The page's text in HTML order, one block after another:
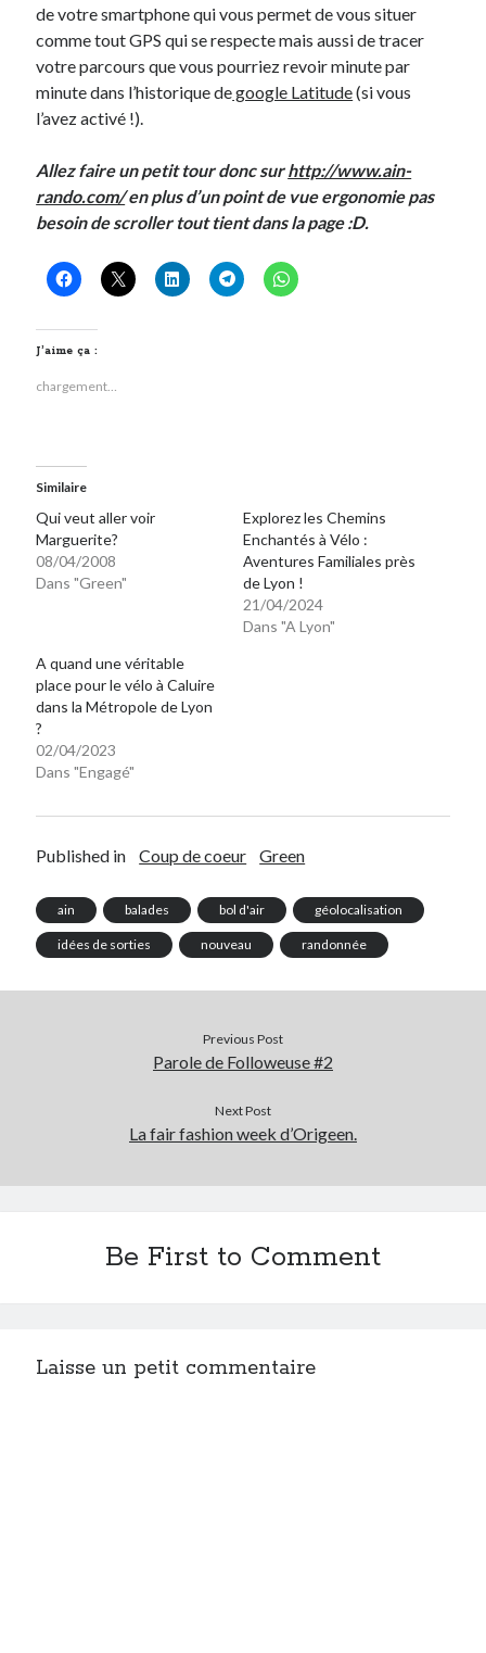
de votre smartphone qui vous permet de vous situer
comme tout GPS qui se respecte mais aussi de tracer
votre parcours que vous pourriez revoir minute par
minute dans l’historique degoogle Latitude(si vous
l’avez activé !).
Allez faire un petit tour donc surhttp://www.ain-
rando.com/en plus d’un point de vue ergonomie pas
besoin de scroller tout tient dans la page :D.
J’aime ça :
chargement…
Similaire
Qui veut aller voir
Marguerite?
08/04/2008
Dans "Green"
Explorez les Chemins
Enchantés à Vélo :
Aventures Familiales près
de Lyon !
21/04/2024
Dans "A Lyon"
A quand une véritable
place pour le vélo à Caluire
dans la Métropole de Lyon
?
02/04/2023
Dans "Engagé"
Published in Coup de coeur Green
ain balades bol d'air géolocalisation
idées de sorties nouveau randonnée
Previous Post
Parole de Followeuse #2
Next Post
La fair fashion week d’Origeen.
Be First to Comment
Laisse un petit commentaire